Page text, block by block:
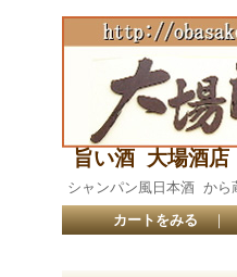
旨い酒 大場酒店
シャンパン風日本酒 か
カートをみる ｜